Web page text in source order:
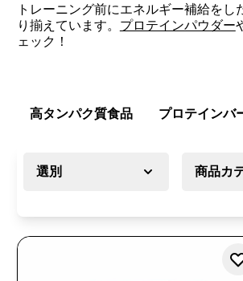
トレーニング前にエネルギー補給を
り揃えています。 プロテインパウダー
ェック！
高タンパク質食品 プロテインバ
選別 商品カ